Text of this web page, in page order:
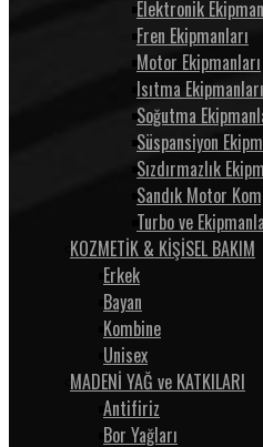
Elektronik
Fren Ekipmanları
Motor Ekipmanları
Isıtma Ekipmanları
Soğutma
Süspansiyon
Sızdırmazlık
Sandık Motor
Turbo ve
KOZMETİK & KİŞİSEL BAKIM
Erkek
Bayan
Kombine
Unisex
MADENİ YAĞ ve KATKILARI
Antifiriz
Bor Yağları